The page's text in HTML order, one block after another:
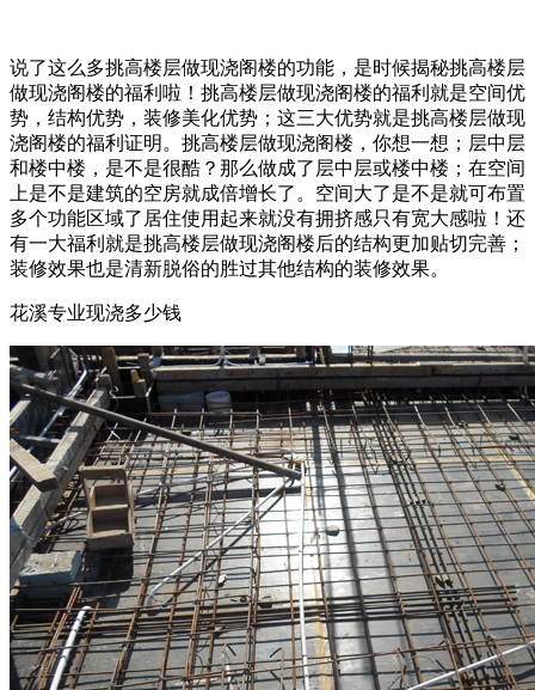
说了这么多挑高楼层做现浇阁楼的功能，是时候揭秘挑高楼层
做现浇阁楼的福利啦！挑高楼层做现浇阁楼的福利就是空间优
势，结构优势，装修美化优势；这三大优势就是挑高楼层做现
浇阁楼的福利证明。挑高楼层做现浇阁楼，你想一想；层中层
和楼中楼，是不是很酷？那么做成了层中层或楼中楼；在空间
上是不是建筑的空房就成倍增长了。空间大了是不是就可布置
多个功能区域了居住使用起来就没有拥挤感只有宽大感啦！还
有一大福利就是挑高楼层做现浇阁楼后的结构更加贴切完善；
装修效果也是清新脱俗的胜过其他结构的装修效果。
花溪专业现浇多少钱